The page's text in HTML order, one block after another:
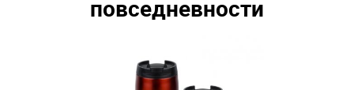
повседневности